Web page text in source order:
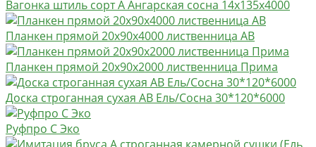
Вагонка штиль сорт А Ангарская сосна 14х135х4000
Планкен прямой 20х90х4000 лиственница AB
Планкен прямой 20х90х2000 лиственница Прима
Доска строганная сухая АВ Ель/Сосна 30*120*6000
Руфпро С Эко